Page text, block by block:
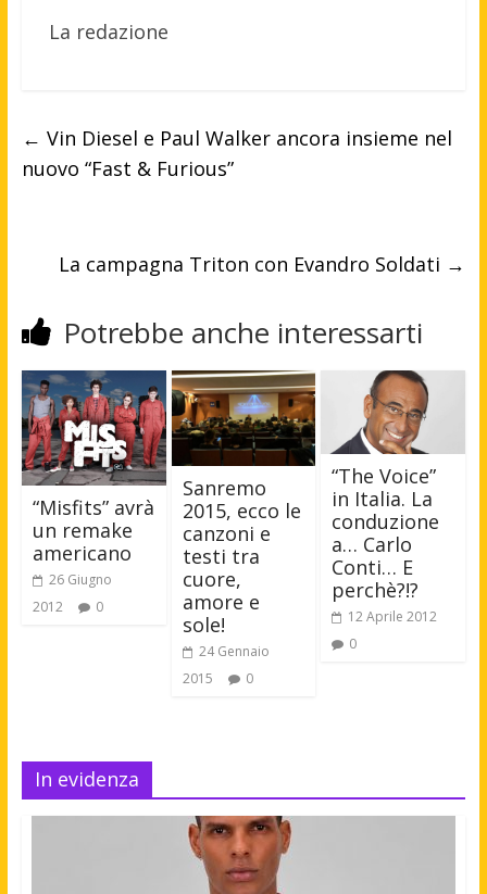
La redazione
← Vin Diesel e Paul Walker ancora insieme nel
nuovo “Fast & Furious”
La campagna Triton con Evandro Soldati →
Potrebbe anche interessarti
“Misfits” avrà
un remake
americano
26 Giugno
2012
0
Sanremo
2015, ecco le
canzoni e
testi tra
cuore,
amore e
sole!
24 Gennaio
2015
0
“The Voice”
in Italia. La
conduzione
a… Carlo
Conti… E
perchè?!?
12 Aprile 2012
0
In evidenza